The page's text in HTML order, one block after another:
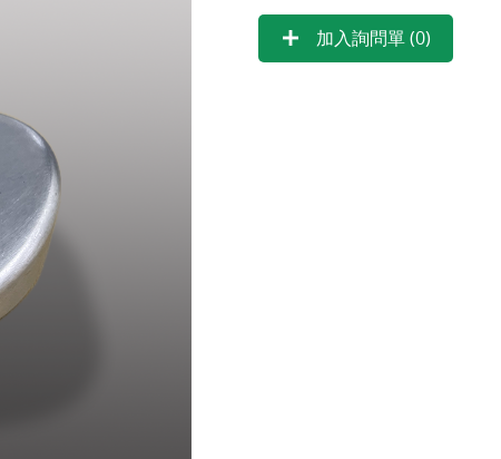
加入詢問單 (0)